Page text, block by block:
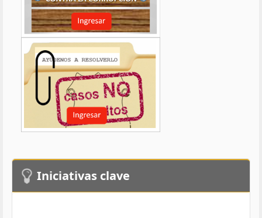
Iniciativas clave